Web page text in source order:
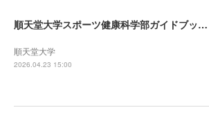
順天堂大学スポーツ健康科学部ガイドブック2027
順天堂大学
2026.04.23 15:00